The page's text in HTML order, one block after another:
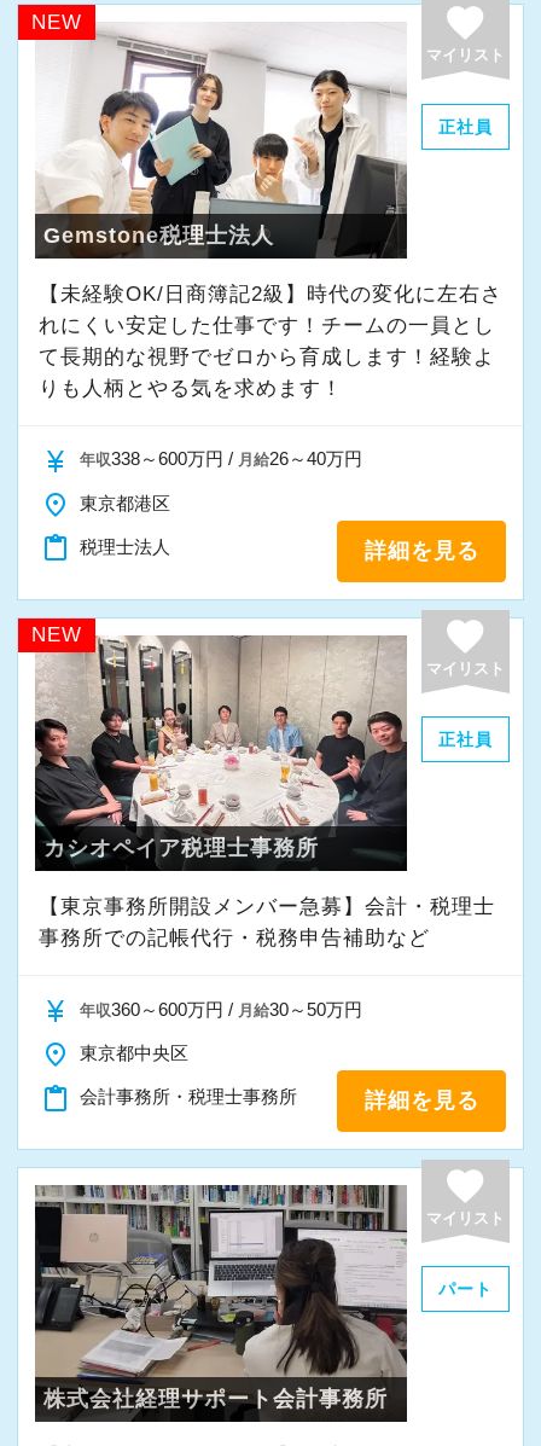
NEW favorite
マイリスト
正社員
Gemstone税理士法人
【未経験OK/日商簿記2級】時代の変化に左右さ
れにくい安定した仕事です！チームの一員とし
て⻑期的な視野でゼロから育成します！経験よ
りも人柄とやる気を求めます！
currency_yen 年収338～600万円 / 月給26～40万円
place 東京都港区
content_paste 税理士法人 詳細を見る
NEW favorite
マイリスト
正社員
カシオペイア税理士事務所
【東京事務所開設メンバー急募】会計・税理士
事務所での記帳代行・税務申告補助など
currency_yen 年収360～600万円 / 月給30～50万円
place 東京都中央区
content_paste 会計事務所・税理士事務所 詳細を見る
favorite
マイリスト
パート
株式会社経理サポート会計事務所